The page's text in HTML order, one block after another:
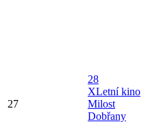
27
28
XLetní kino
Milost
Dobřany